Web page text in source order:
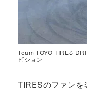
Team TOYO TIRES
ビション
TIRESのファンを